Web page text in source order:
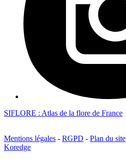
SIFLORE : Atlas de la flore de France
Mentions légales - RGPD - Plan du site
Koredge